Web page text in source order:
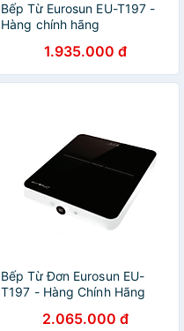
Bếp Từ Eurosun EU-T197 -
Hàng chính hãng
1.935.000 đ
Bếp Từ Đơn Eurosun EU-
T197 - Hàng Chính Hãng
2.065.000 đ